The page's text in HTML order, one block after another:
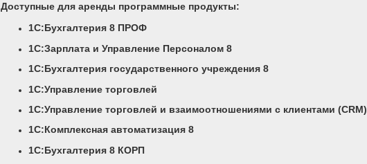
Доступные для аренды программные продукты:
1C:Бухгалтерия 8 ПРОФ
1С:Зарплата и Управление Персоналом 8
1С:Бухгалтерия государственного учреждения 8
1С:Управление торговлей
1С:Управление торговлей и взаимоотношениями с клиентами (CRM)
1C:Комплексная автоматизация 8
1С:Бухгалтерия 8 КОРП